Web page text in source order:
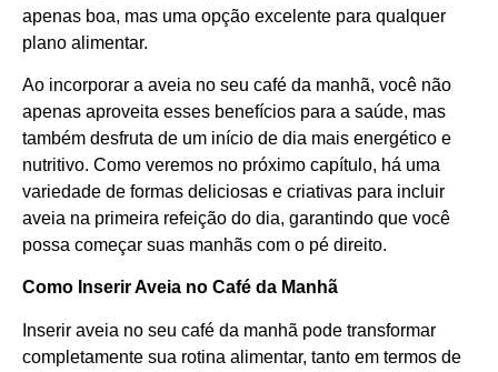
apenas boa, mas uma opção excelente para qualquer
plano alimentar.
Ao incorporar a aveia no seu café da manhã, você não
apenas aproveita esses benefícios para a saúde, mas
também desfruta de um início de dia mais energético e
nutritivo. Como veremos no próximo capítulo, há uma
variedade de formas deliciosas e criativas para incluir
aveia na primeira refeição do dia, garantindo que você
possa começar suas manhãs com o pé direito.
Como Inserir Aveia no Café da Manhã
Inserir aveia no seu café da manhã pode transformar
completamente sua rotina alimentar, tanto em termos de